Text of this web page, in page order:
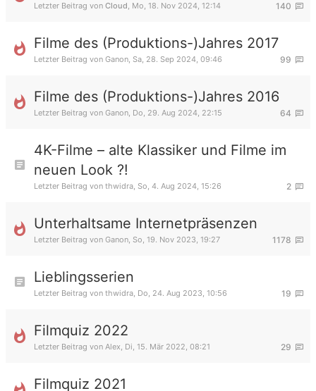
140
Letzter Beitrag von Cloud, Mo, 18. Nov 2024, 12:14
Filme des (Produktions-)Jahres 2017
99
Letzter Beitrag von Ganon, Sa, 28. Sep 2024, 09:46
Filme des (Produktions-)Jahres 2016
64
Letzter Beitrag von Ganon, Do, 29. Aug 2024, 22:15
4K-Filme – alte Klassiker und Filme im
neuen Look ?!
2
Letzter Beitrag von thwidra, So, 4. Aug 2024, 15:26
Unterhaltsame Internetpräsenzen
1178
Letzter Beitrag von Ganon, So, 19. Nov 2023, 19:27
Lieblingsserien
19
Letzter Beitrag von thwidra, Do, 24. Aug 2023, 10:56
Filmquiz 2022
29
Letzter Beitrag von Alex, Di, 15. Mär 2022, 08:21
Filmquiz 2021